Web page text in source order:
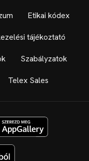
Etikai kódex
tájékoztató
Szabályzatok
Telex Sales